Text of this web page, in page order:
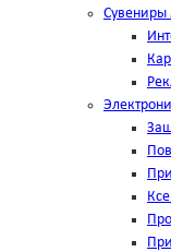
Сувениры